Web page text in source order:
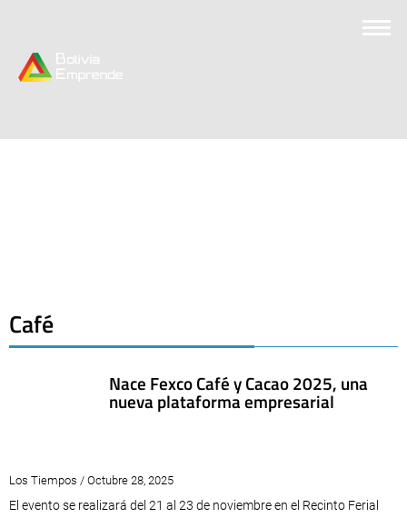
Café
Nace Fexco Café y Cacao 2025, una
nueva plataforma empresarial
Los Tiempos / Octubre 28, 2025
El evento se realizará del 21 al 23 de noviembre en el Recinto Ferial